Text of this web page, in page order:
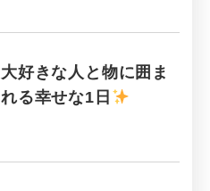
大好きな人と物に囲ま
れる幸せな1日